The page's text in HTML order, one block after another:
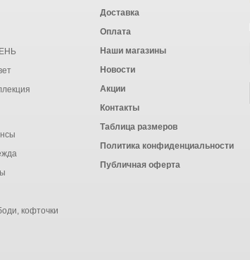
кофточки
Доставка
Оплата
Наши магазины
Новости
Акции
Контакты
Таблица размеров
Политика конфиденциальности
Публичная оферта